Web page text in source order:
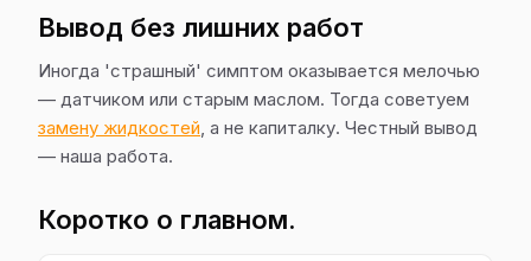
Вывод без лишних работ
Иногда 'страшный' симптом оказывается мелочью
— датчиком или старым маслом. Тогда советуем
замену жидкостей, а не капиталку. Честный вывод
— наша работа.
Коротко о главном.